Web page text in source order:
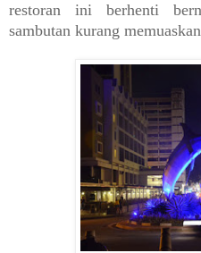
restoran ini berhenti
sambutan kurang